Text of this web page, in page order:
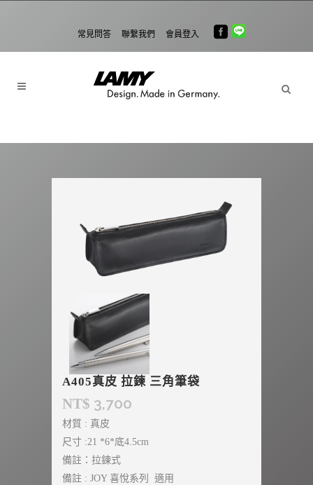
常見問答 聯繫我們 會員登入
A405真皮 拉鍊 三角筆袋
NT$ 3,700
材質 : 真皮
尺寸 :21 *6*底4.5cm
備註：拉鍊式
備註 : JOY 喜悅系列 適用